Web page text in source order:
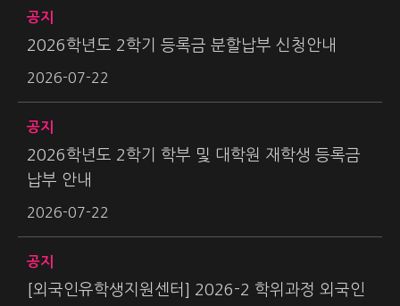
공지
2026학년도 2학기 등록금 분할납부 신청안내
2026-07-22
공지
2026학년도 2학기 학부 및 대학원 재학생 등록금
납부 안내
2026-07-22
공지
[외국인유학생지원센터] 2026-2 학위과정 외국인